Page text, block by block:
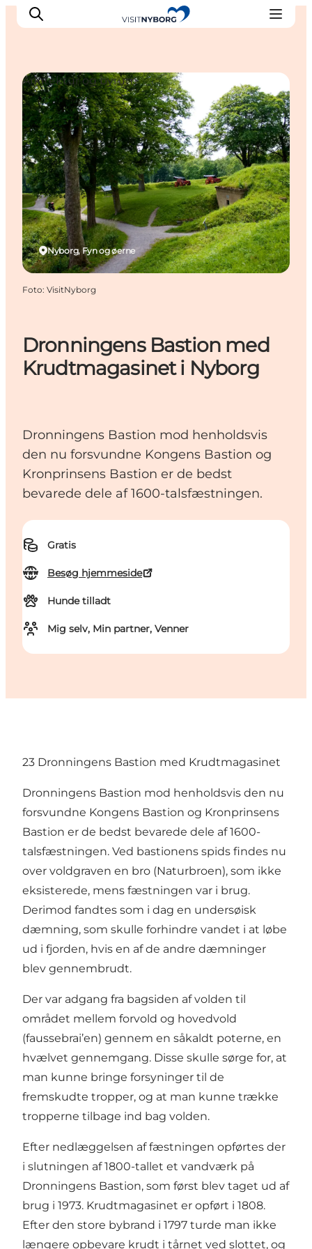
Oplev Nyborg
Outdoor
Det sker i Nyborg
Sprogø
Planlæg din tur
Book & køb
Dronningens Bastion med
Krudtmagasinet i Nyborg
Dronningens Bastion mod henholdsvis
den nu forsvundne Kongens Bastion og
Kronprinsens Bastion er de bedst
bevarede dele af 1600-talsfæstningen.
Gratis
Besøg hjemmeside
Hunde tilladt
Mig selv, Min partner, Venner
Nyborg, Fyn og øerne
Arkitektur og byrum
Foto: VisitNyborg
23 Dronningens Bastion med Krudtmagasinet
Dronningens Bastion mod henholdsvis den nu
forsvundne Kongens Bastion og Kronprinsens
Bastion er de bedst bevarede dele af 1600-
talsfæstningen. Ved bastionens spids findes nu
over voldgraven en bro (Naturbroen), som ikke
eksisterede, mens fæstningen var i brug.
Derimod fandtes som i dag en undersøisk
dæmning, som skulle forhindre vandet i at løbe
ud i fjorden, hvis en af de andre dæmninger
blev gennembrudt.
Der var adgang fra bagsiden af volden til
området mellem forvold og hovedvold
(faussebrai’en) gennem en såkaldt poterne, en
hvælvet gennemgang. Disse skulle sørge for, at
man kunne bringe forsyninger til de
fremskudte tropper, og at man kunne trække
tropperne tilbage ind bag volden.
Efter nedlæggelsen af fæstningen opførtes der
i slutningen af 1800-tallet et vandværk på
Dronningens Bastion, som først blev taget ud af
brug i 1973. Krudtmagasinet er opført i 1808.
Efter den store bybrand i 1797 turde man ikke
længere opbevare krudt i tårnet ved slottet, og